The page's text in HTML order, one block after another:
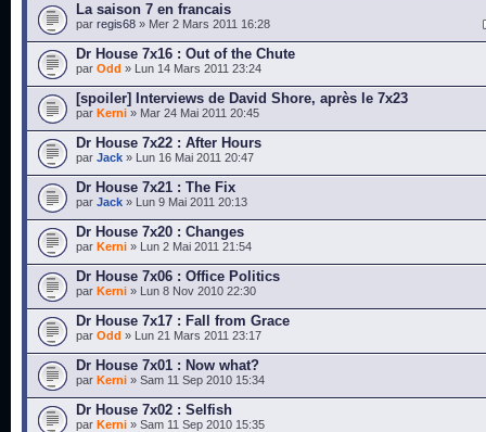
La saison 7 en francais
par regis68 » Mer 2 Mars 2011 16:28
Dr House 7x16 : Out of the Chute
par Odd » Lun 14 Mars 2011 23:24
[spoiler] Interviews de David Shore, après le 7x23
par Kerni » Mar 24 Mai 2011 20:45
Dr House 7x22 : After Hours
par Jack » Lun 16 Mai 2011 20:47
Dr House 7x21 : The Fix
par Jack » Lun 9 Mai 2011 20:13
Dr House 7x20 : Changes
par Kerni » Lun 2 Mai 2011 21:54
Dr House 7x06 : Office Politics
par Kerni » Lun 8 Nov 2010 22:30
Dr House 7x17 : Fall from Grace
par Odd » Lun 21 Mars 2011 23:17
Dr House 7x01 : Now what?
par Kerni » Sam 11 Sep 2010 15:34
Dr House 7x02 : Selfish
par Kerni » Sam 11 Sep 2010 15:35